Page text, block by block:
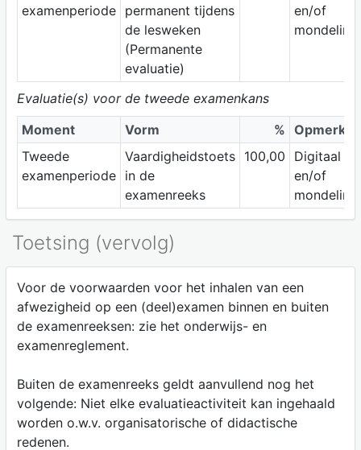
examenperiode
permanent tijdens
de lesweken
(Permanente
evaluatie)
en/of
mondeling
Evaluatie(s) voor de tweede examenkans
Moment
Vorm %
Tweede
examenperiode
Vaardigheidstoets
in de
examenreeks
100,00
Digitaal
en/of
mondeling
Toetsing (vervolg)
Voor de voorwaarden voor het inhalen van een
afwezigheid op een (deel)examen binnen en buiten
de examenreeksen: zie het onderwijs- en
examenreglement.
Buiten de examenreeks geldt aanvullend nog het
volgende: Niet elke evaluatieactiviteit kan ingehaald
worden o.w.v. organisatorische of didactische
redenen.